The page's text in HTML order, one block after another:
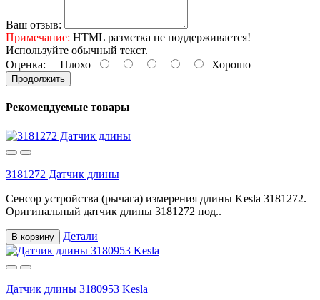
Ваш отзыв:
Примечание: HTML разметка не поддерживается!
Используйте обычный текст.
Оценка: Плохо Хорошо
Продолжить
Рекомендуемые товары
3181272 Датчик длины
Сенсор устройства (рычага) измерения длины Kesla 3181272.
Оригинальный датчик длины 3181272 под..
В корзину Детали
Датчик длины 3180953 Kesla